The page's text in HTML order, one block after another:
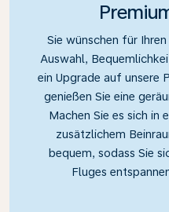
Sie wünschen für
Auswahl,
ein Upgrade auf unsere
genießen Sie eine
Machen Sie es sich in
zusätzlichem
bequem, sodass Sie
Fluges